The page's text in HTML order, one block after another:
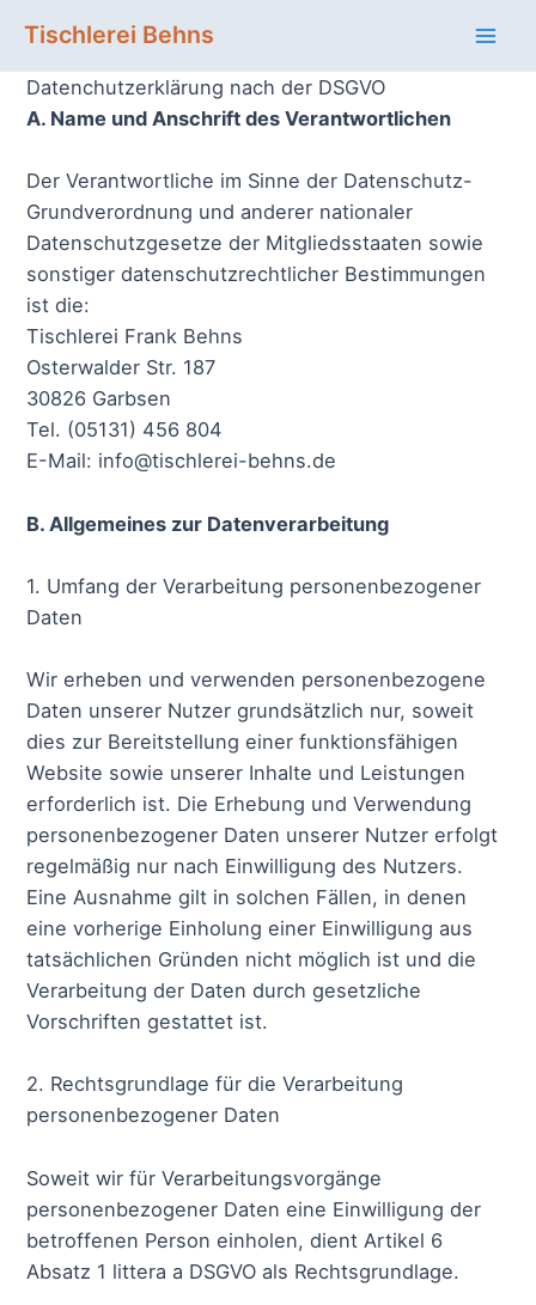
Inhalt
springen
Tischlerei Behns
Datenchutzerklärung nach der DSGVO
A. Name und Anschrift des Verantwortlichen
Der Verantwortliche im Sinne der Datenschutz-
Grundverordnung und anderer nationaler
Datenschutzgesetze der Mitgliedsstaaten sowie
sonstiger datenschutzrechtlicher Bestimmungen
ist die:
Tischlerei Frank Behns
Osterwalder Str. 187
30826 Garbsen
Tel. (05131) 456 804
E-Mail: info@tischlerei-behns.de
B. Allgemeines zur Datenverarbeitung
1. Umfang der Verarbeitung personenbezogener
Daten
Wir erheben und verwenden personenbezogene
Daten unserer Nutzer grundsätzlich nur, soweit
dies zur Bereitstellung einer funktionsfähigen
Website sowie unserer Inhalte und Leistungen
erforderlich ist. Die Erhebung und Verwendung
personenbezogener Daten unserer Nutzer erfolgt
regelmäßig nur nach Einwilligung des Nutzers.
Eine Ausnahme gilt in solchen Fällen, in denen
eine vorherige Einholung einer Einwilligung aus
tatsächlichen Gründen nicht möglich ist und die
Verarbeitung der Daten durch gesetzliche
Vorschriften gestattet ist.
2. Rechtsgrundlage für die Verarbeitung
personenbezogener Daten
Soweit wir für Verarbeitungsvorgänge
personenbezogener Daten eine Einwilligung der
betroffenen Person einholen, dient Artikel 6
Absatz 1 littera a DSGVO als Rechtsgrundlage.